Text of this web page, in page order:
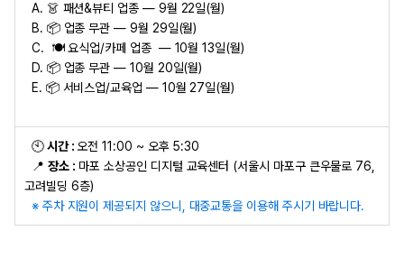
A. 👗 패션&뷰티 업종 — 9월 22일(월)
B. 📦 업종 무관 — 9월 29일(월)
C. 🍽 요식업/카페 업종 — 10월 13일(월)
D. 📦 업종 무관 — 10월 20일(월)
E. 📦 서비스업/교육업 — 10월 27일(월)
🕙시간 : 오전 11:00 ~ 오후 5:30
📍 장소 : 마포 소상공인 디지털 교육센터 (서울시 마포구 큰우물로 76,
고려빌딩 6층)
※ 주차 지원이 제공되지 않으니, 대중교통을 이용해 주시기 바랍니다.